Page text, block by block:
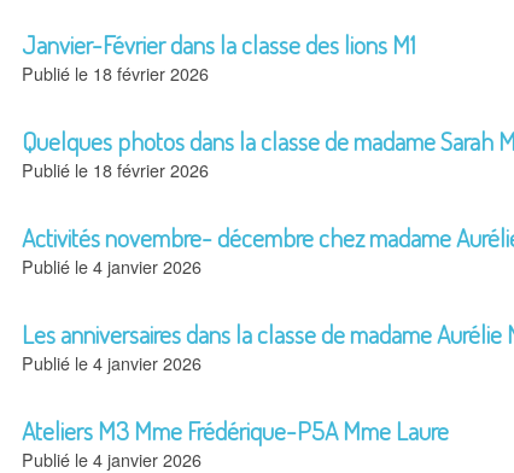
Janvier-Février dans la classe des lions M1
18 février 2026
Quelques photos dans la classe de madame Sarah
18 février 2026
Activités novembre- décembre chez madame
4 janvier 2026
Les anniversaires dans la classe de madame Aurélie
4 janvier 2026
Ateliers M3 Mme Frédérique-P5A Mme Laure
4 janvier 2026